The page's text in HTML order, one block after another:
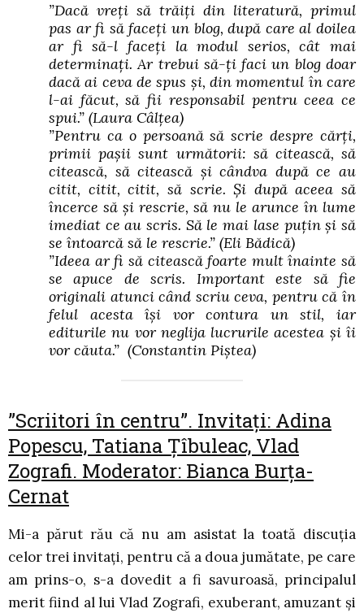
”Dacă vreți să trăiți din literatură, primul
pas ar fi să faceți un blog, după care al doilea
ar fi să-l faceți la modul serios, cât mai
determinați. Ar trebui să-ți faci un blog doar
dacă ai ceva de spus și, din momentul în care
l-ai făcut, să fii responsabil pentru ceea ce
spui.” (Laura Câlțea)
”Pentru ca o persoană să scrie despre cărți,
primii pașii sunt următorii: să citească, să
citească, să citească și cândva după ce au
citit, citit, citit, să scrie. Și după aceea să
încerce să și rescrie, să nu le arunce în lume
imediat ce au scris. Să le mai lase puțin și să
se întoarcă să le rescrie.” (Eli Bădică)
”Ideea ar fi să citească foarte mult înainte să
se apuce de scris. Important este să fie
originali atunci când scriu ceva, pentru că în
felul acesta își vor contura un stil, iar
editurile nu vor neglija lucrurile acestea și îi
vor căuta.” (Constantin Piștea)
”Scriitori în centru”. Invitați: Adina
Popescu, Tatiana Țîbuleac, Vlad
Zografi. Moderator: Bianca Burța-
Cernat
Mi-a părut rău că nu am asistat la toată discuția
celor trei invitați, pentru că a doua jumătate, pe care
am prins-o, s-a dovedit a fi savuroasă, principalul
merit fiind al lui Vlad Zografi, exuberant, amuzant și